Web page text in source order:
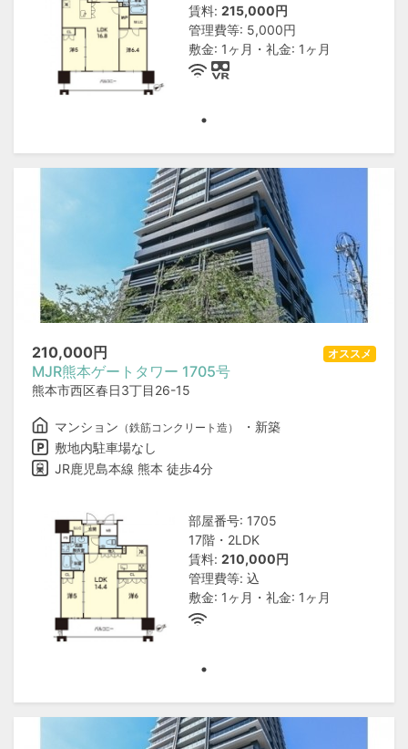
賃料: 215,000円
管理費等: 5,000円
敷金: 1ヶ月・礼金: 1ヶ月
210,000円
MJR熊本ゲートタワー 1705号
熊本市西区春日3丁目26-15
オススメ
マンション （鉄筋コンクリート造）
・新築
敷地内駐車場なし
JR鹿児島本線 熊本 徒歩4分
部屋番号: 1705
17階・2LDK
賃料: 210,000円
管理費等: 込
敷金: 1ヶ月・礼金: 1ヶ月